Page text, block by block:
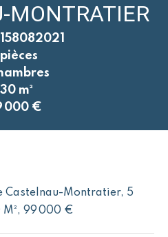
MONTRATIER
m²
000 €
Castelnau-Montratier, 5
M², 99 000 €